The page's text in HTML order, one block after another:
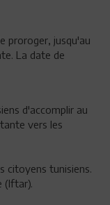
proroger, jusqu'au
La date de
d'accomplir au
vers les
citoyens tunisiens.
(Iftar).